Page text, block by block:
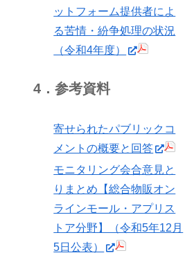
ットフォーム提供者によ
る苦情・紛争処理の状況
（令和4年度）
4．参考資料
寄せられたパブリックコ
メントの概要と回答
モニタリング会合意見と
りまとめ【総合物販オン
ラインモール・アプリス
トア分野】（令和5年12月
5日公表）